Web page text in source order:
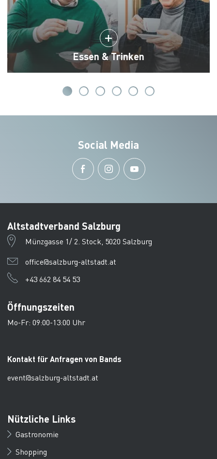
Essen & Trinken
Social Media
Altstadtverband Salzburg
Münzgasse 1/ 2. Stock, 5020 Salzburg
office@salzburg-altstadt.at
+43 662 84 54 53
Öffnungszeiten
Mo-Fr: 09:00-13:00 Uhr
Kontakt für Anfragen von Bands
event@salzburg-altstadt.at
Nützliche Links
Gastronomie
Shopping